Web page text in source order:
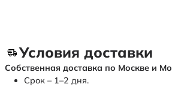
Условия доставки
Собственная доставка по Москве и
Срок – 1–2 дня.